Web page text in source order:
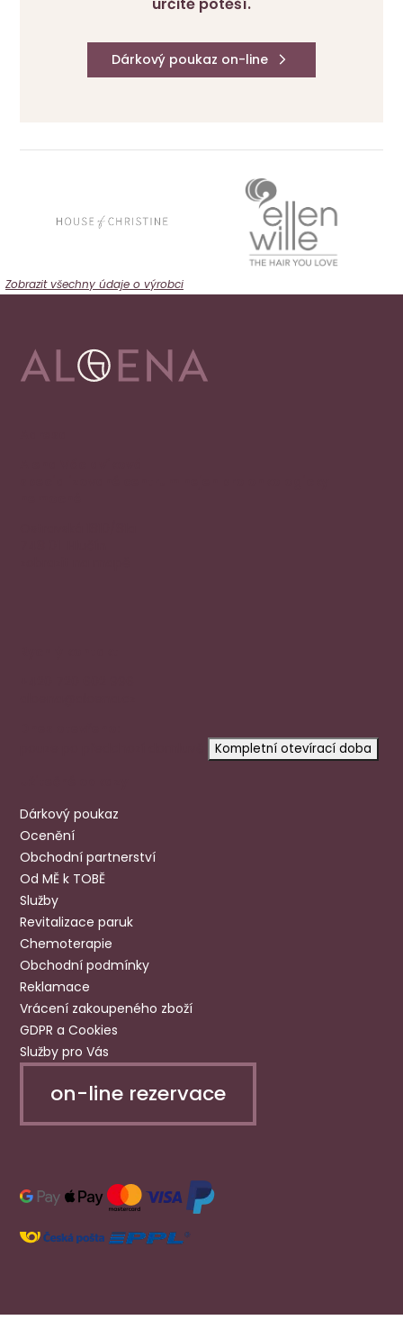
Zobrazit všechny údaje o výrobci
Dárkový poukaz on-line
Kompletní otevírací doba
Dárkový poukaz
Ocenění
Obchodní partnerství
Od MĚ k TOBĚ
Služby
Revitalizace paruk
Chemoterapie
Obchodní podmínky
Reklamace
Vrácení zakoupeného zboží
GDPR a Cookies
Služby pro Vás
on-line rezervace